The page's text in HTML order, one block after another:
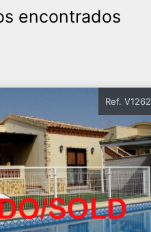
encontrados
Ref. V1262